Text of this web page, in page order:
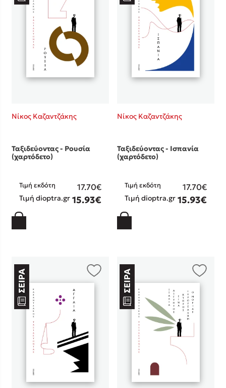
Η μέθοδος Αφήστε τους
El Sombrero
Sebastian Fitzek
Freida McFadden
Κατρίνα Τσάνταλη
Rebecca Yarros
Teo Benedetti
Τζένη Κουτσοδημητροπούλου
Emily Henry
Ali Hazelwood
Cori Doerrfeld
Pierdomenico Baccalario
Δανάη Ιμπραχήμ
Νίκος Καζαντζάκης
Ταξιδεύοντας - Ρουσία
(χαρτόδετο)
Τιμή εκδότη 17.70€
Τιμή dioptra.gr 15.93€
Νίκος Καζαντζάκης
Ταξιδεύοντας - Ισπανία
(χαρτόδετο)
Τιμή εκδότη 17.70€
Τιμή dioptra.gr 15.93€